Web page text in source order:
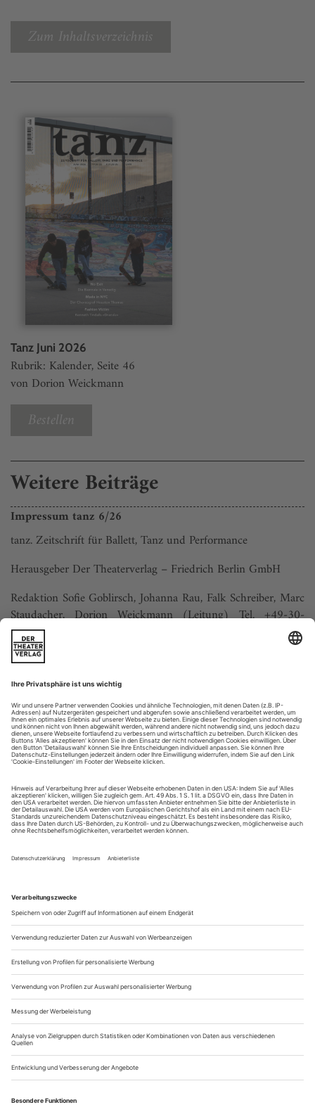
Zum Inhaltsverzeichnis
Tanz Juni 2026
Rubrik: Kalender, Seite 46
von Dorion Weickmann
Bestellen
Weitere Beiträge
Impressum tanz 6/26
tanz. Zeitschrift für Ballett, Tanz und Performance
Herausgeber Der Theaterverlag – Friedrich Berlin GmbH
Redaktion Sofie Goblirsch, Johanna Rau, Falk Schreiber, Marc
Staudacher, Dorion Weickmann (Leitung) Tel. +49-30-
254495-20, Fax -12
redaktion@tanz-zeitschrift.de
www.tanz-zeitschrift.de
Bildredaktion Marina Dafova, Sofie Goblirsch
Art direction Marina Dafova
Anz...
Adonai Luna «Marilyn»
Greifswald, Stralsund
Das könnte gründlich schiefgehen: Tänzer*innen in
Theater Greifswald zählt zu den Häusern, die sich in eine
im Kaisersaal der Stadthalle gleich nebenan statt – kein
Orchestergraben, sondern Publikum und Protagonist*innen
auf Tuchfühlung. Was fürs Ballett...
Was bewegt ... Kristina Paulin
Nachgefragt
Ihr Beruf?
Stellvertreterin des Ballettdirektors und Hauschoreografin
beim Badischen Staatsballett Karlsruhe.
Ihr Temperament?
Ich kann mich stundenlang mit sehr komplexen Details